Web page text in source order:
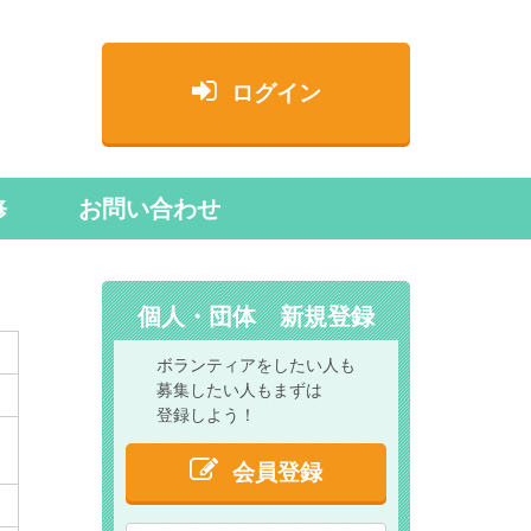
ログイン
お問い合わせ
個人・団体 新規登録
ボランティアをしたい人も
募集したい人もまずは
登録しよう！
会員登録